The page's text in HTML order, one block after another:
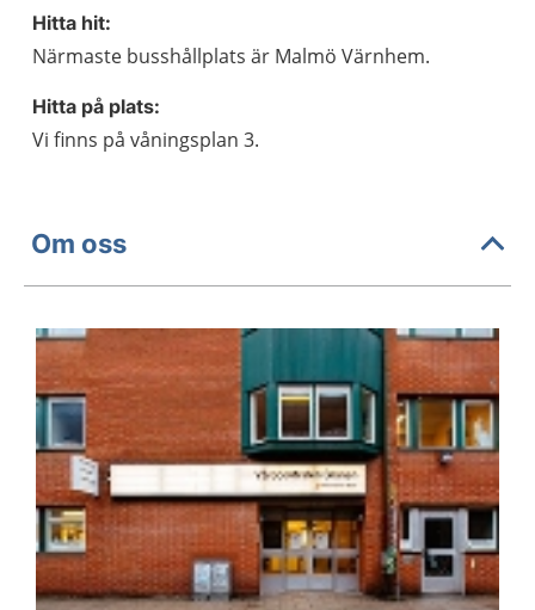
Hitta hit:
Närmaste busshållplats är Malmö Värnhem.
Hitta på plats:
Vi finns på våningsplan 3.
Om oss